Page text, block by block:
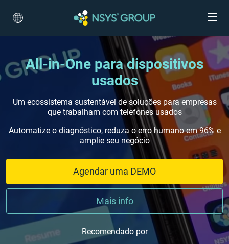
All-in-One para dispositivos
usados
Um ecossistema sustentável de soluções para empresas
que trabalham com telefones usados
Automatize o diagnóstico, reduza o erro humano em 96% e
amplie seu negócio
Agendar uma DEMO
Mais info
Recomendado por